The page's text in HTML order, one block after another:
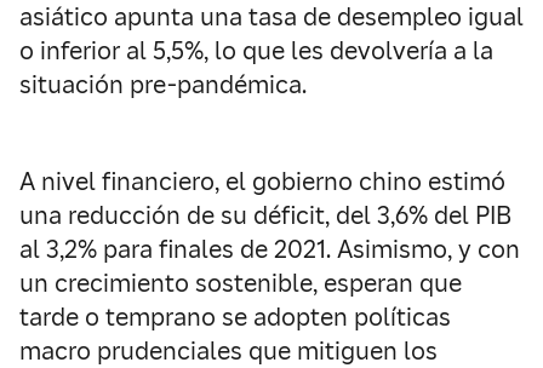
asiático apunta una tasa de desempleo igual
o inferior al 5,5%, lo que les devolvería a la
situación pre-pandémica.
A nivel financiero, el gobierno chino estimó
una reducción de su déficit, del 3,6% del PIB
al 3,2% para finales de 2021. Asimismo, y con
un crecimiento sostenible, esperan que
tarde o temprano se adopten políticas
macro prudenciales que mitiguen los